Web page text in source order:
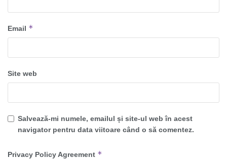
Email *
Site web
Salvează-mi numele, emailul și site-ul web în acest
navigator pentru data viitoare când o să comentez.
Privacy Policy Agreement *